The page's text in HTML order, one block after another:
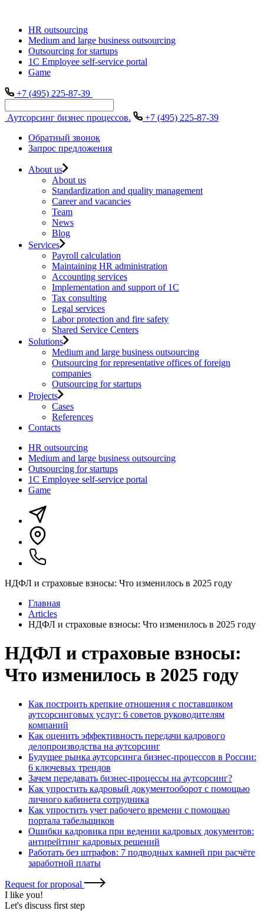
HR outsourcing
Medium and large business outsourcing
Outsourcing for startups
1С Employee self-service portal
Game
+7 (495) 225-87-39
Аутсорсинг бизнес процессов.
+7 (495) 225-87-39
Обратный звонок
Запрос предложения
About us
About us
Standardization and quality management
Career and vacancies
Team
News
Blog
Services
Payroll calculation
Maintaining HR administration
Accounting services
Implementation and support of 1C
Tax consulting
Legal services
Labor protection and fire safety
Shared Service Centers
Solutions
Medium and large business outsourcing
Outsourcing for representative offices of foreign
companies
Outsourcing for startups
Projects
Cases
References
Contacts
HR outsourcing
Medium and large business outsourcing
Outsourcing for startups
1С Employee self-service portal
Game
НДФЛ и страховые взносы: Что изменилось в 2025 году
Главная
Articles
НДФЛ и страховые взносы: Что изменилось в 2025 году
НДФЛ и страховые взносы:
Что изменилось в 2025 году
Как построить крепкие отношения с поставщиком
аутсорсинговых услуг: 6 советов руководителям
компаний
Как оценить эффективность передачи кадрового
делопроизводства на аутсорсинг
Будущее рынка аутсорсинга бизнес-процессов в России:
6 ключевых трендов
Зачем передавать бизнес-процессы на аутсорсинг?
Как упростить кадровый документооборот с помощью
личного кабинета сотрудника
Как упростить учет рабочего времени с помощью
портала табельщиков
Ошибки кадровика при ведении кадровых документов:
антирейтинг кадровых решений
Работать без штрафов: 7 подводных камней при расчёте
заработной платы
Request for proposal
I like you!
Let's discuss first step